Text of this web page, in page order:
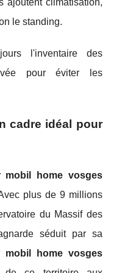
le standing.
l'inventaire des
pour éviter les
cadre idéal pour
mobil home vosges
plus de 9 millions
du Massif des
séduit par sa
mobil home vosges